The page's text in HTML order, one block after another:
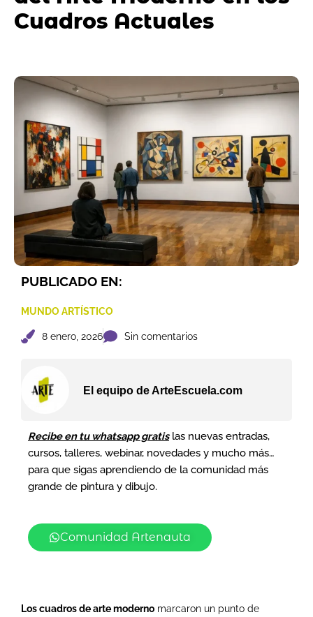
Cuadros Actuales
PUBLICADO EN:
MUNDO ARTÍSTICO
8 enero, 2026 Sin comentarios
El equipo de ArteEscuela.com
Recibe en tu whatsapp gratislas nuevas entradas,
cursos, talleres, webinar, novedades y mucho más…
para que sigas aprendiendo de la comunidad más
grande de pintura y dibujo.
Comunidad Artenauta
Los cuadros de arte moderno marcaron un punto de